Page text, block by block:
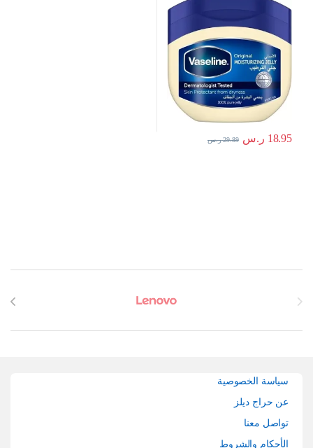
18.95 ر.س 29.89 ر.س
سياسة الخصوصية
عن حراج ديلز
تواصل معنا
الأحكام والشروط